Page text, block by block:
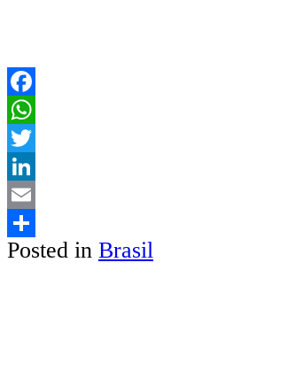
Facebook
WhatsApp
Twitter
LinkedIn
Email
Share
Posted in Brasil